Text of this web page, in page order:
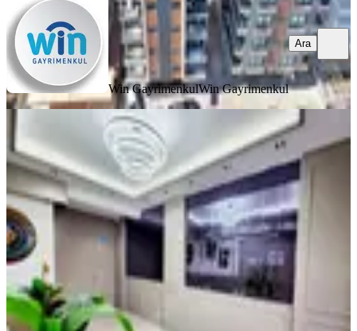
Win GayrimenkulWin Gayrimenkul
Ara
Emlak Z'den Yenişehir Batıkentte
Seçkin Yaşam Ferah Sıfır 3+1
Yenişehir, Batıkent Mahallesi
3+1·140 m²·2. Kat·07.08.2026
7.150.000 ₺
Emlakz GayrimenkulErsin Torun